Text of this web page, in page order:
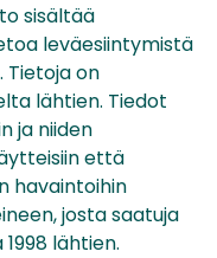
sisältää
leväesiintymistä
Tietoja on
lähtien. Tiedot
ja niiden
että
havaintoihin
josta saatuja
lähtien.